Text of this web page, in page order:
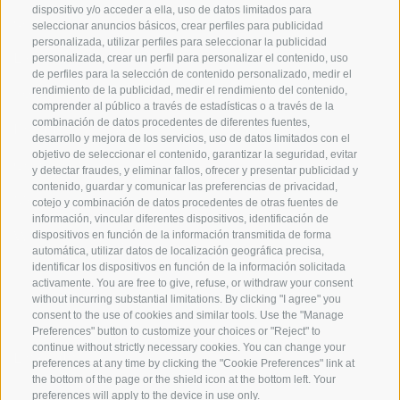
dispositivo y/o acceder a ella, uso de datos limitados para
seleccionar anuncios básicos, crear perfiles para publicidad
personalizada, utilizar perfiles para seleccionar la publicidad
personalizada, crear un perfil para personalizar el contenido, uso
de perfiles para la selección de contenido personalizado, medir el
rendimiento de la publicidad, medir el rendimiento del contenido,
comprender al público a través de estadísticas o a través de la
combinación de datos procedentes de diferentes fuentes,
desarrollo y mejora de los servicios, uso de datos limitados con el
objetivo de seleccionar el contenido, garantizar la seguridad, evitar
y detectar fraudes, y eliminar fallos, ofrecer y presentar publicidad y
contenido, guardar y comunicar las preferencias de privacidad,
cotejo y combinación de datos procedentes de otras fuentes de
información, vincular diferentes dispositivos, identificación de
dispositivos en función de la información transmitida de forma
automática, utilizar datos de localización geográfica precisa,
identificar los dispositivos en función de la información solicitada
activamente. You are free to give, refuse, or withdraw your consent
without incurring substantial limitations. By clicking "I agree" you
consent to the use of cookies and similar tools. Use the "Manage
Preferences" button to customize your choices or "Reject" to
continue without strictly necessary cookies. You can change your
preferences at any time by clicking the "Cookie Preferences" link at
the bottom of the page or the shield icon at the bottom left. Your
preferences will apply to the device in use only.
Origen
Experiencia
Sostenibilidad
Productos y Marcas
Código etico
Modelo de organización
Whistleblowing
SOCIAL MEDIA
LinkedIn